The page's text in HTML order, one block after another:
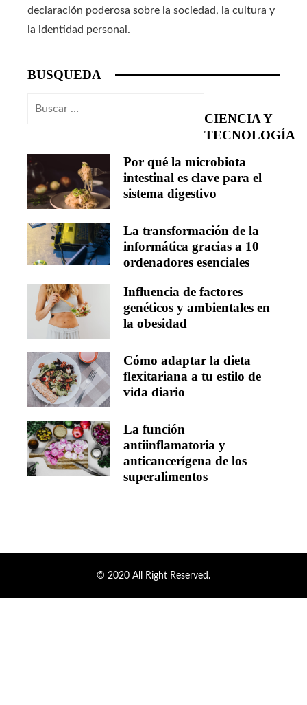
declaración poderosa sobre la sociedad, la cultura y
la identidad personal.
BUSQUEDA
Buscar:
CIENCIA Y
TECNOLOGÍA
Por qué la microbiota
intestinal es clave para el
sistema digestivo
La transformación de la
informática gracias a 10
ordenadores esenciales
Influencia de factores
genéticos y ambientales en
la obesidad
Cómo adaptar la dieta
flexitariana a tu estilo de
vida diario
La función
antiinflamatoria y
anticancerígena de los
superalimentos
© 2020 All Right Reserved.